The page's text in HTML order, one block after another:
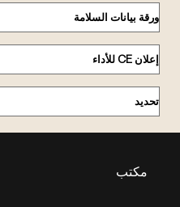
ورقة بيانات السلامة
إعلان CE للأداء
تحديد
مكتب